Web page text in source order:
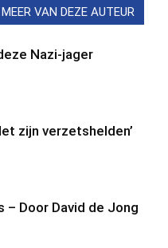
MEER VAN DEZE AUTEUR
Nazi-jager
zijn verzetshelden’
– Door David de Jong